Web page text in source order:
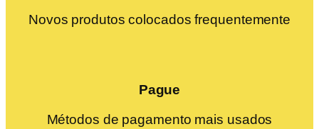
Novos produtos colocados frequentemente
Pague
Métodos de pagamento mais usados